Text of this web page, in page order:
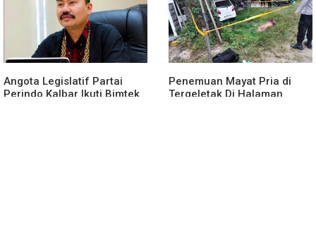
Angota Legislatif Partai
Perindo Kalbar Ikuti Bimtek
Penemuan Mayat Pria di
Tergeletak Di Halaman